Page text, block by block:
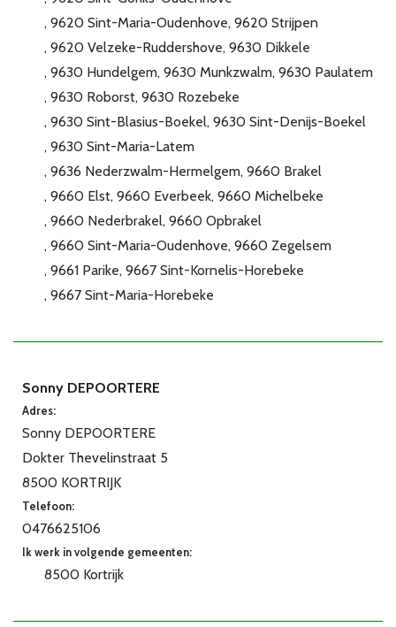
9620 Sint-Maria-Oudenhove 9620 Strijpen
9620 Velzeke-Ruddershove 9630 Dikkele
9630 Hundelgem 9630 Munkzwalm 9630 Paulatem
9630 Roborst 9630 Rozebeke
9630 Sint-Blasius-Boekel 9630 Sint-Denijs-Boekel
9630 Sint-Maria-Latem
9636 Nederzwalm-Hermelgem 9660 Brakel
9660 Elst 9660 Everbeek 9660 Michelbeke
9660 Nederbrakel 9660 Opbrakel
9660 Sint-Maria-Oudenhove 9660 Zegelsem
9661 Parike 9667 Sint-Kornelis-Horebeke
9667 Sint-Maria-Horebeke
Sonny DEPOORTERE
Adres:
Sonny DEPOORTERE
Dokter Thevelinstraat 5
8500 KORTRIJK
Telefoon:
0476625106
Ik werk in volgende gemeenten:
8500 Kortrijk